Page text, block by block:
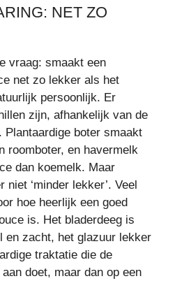
NET ZO
vraag: smaakt een
net zo lekker als het
persoonlijk. Er
zijn, afhankelijk van de
Plantaardige boter smaakt
roomboter, en havermelk
dan koemelk. Maar
niet ‘minder lekker’. Veel
hoe heerlijk een goed
is. Het bladerdeeg is
en zacht, het glazuur lekker
traktatie die de
doet, maar dan op een